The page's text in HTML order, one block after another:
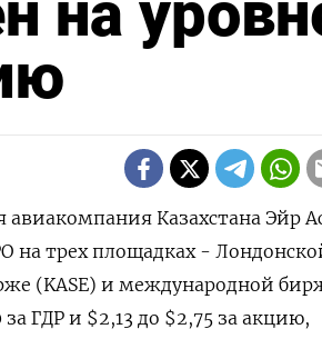
Казахстана Эйр
на трех площадках -
(KASE) и международной
ГДР и $2,13 до $2,75 за акцию,